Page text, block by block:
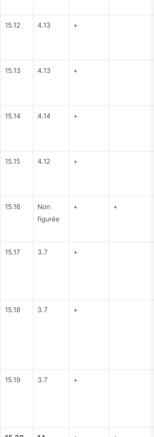
15.12 4.13 +
15.13 4.13 +
15.14 4.14 +
15.15 4.12 +
15.16
Non
figurée
+ +
15.17 3.7 +
15.18 3.7 +
15.19 3.7 +